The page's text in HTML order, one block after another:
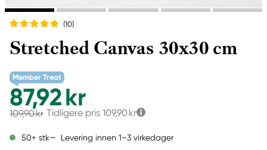
(10)
Stretched Canvas 30x30 cm
Member Treat
87,92 kr
109,90 kr Tidligere pris 109,90 kr
50+ stk Levering innen 1–3 virkedager